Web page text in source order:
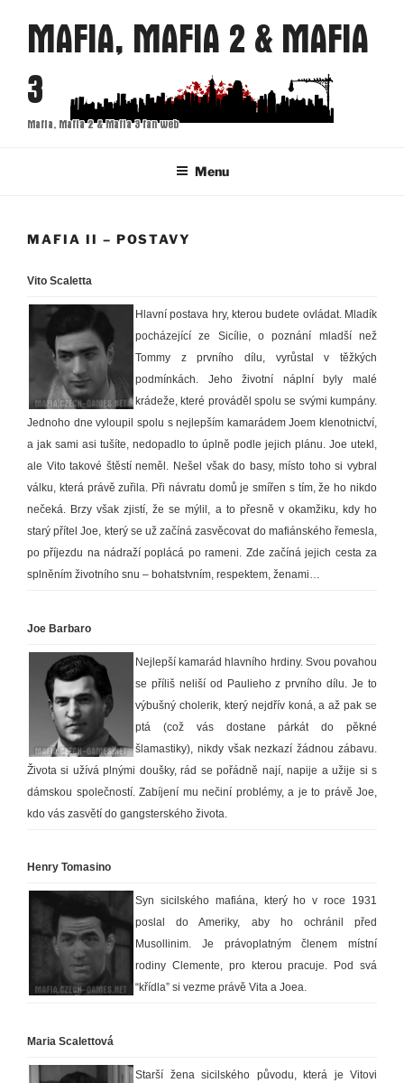
obsahu
webu
MAFIA, MAFIA 2 & MAFIA
3
Mafia, Mafia 2 & Mafia 3 fan web
Menu
MAFIA II – POSTAVY
Vito Scaletta
Hlavní postava hry, kterou budete ovládat. Mladík
pocházející ze Sicílie, o poznání mladší než
Tommy z prvního dílu, vyrůstal v těžkých
podmínkách. Jeho životní náplní byly malé
krádeže, které prováděl spolu se svými kumpány.
Jednoho dne vyloupil spolu s nejlepším kamarádem Joem klenotnictví,
a jak sami asi tušíte, nedopadlo to úplně podle jejich plánu. Joe utekl,
ale Vito takové štěstí neměl. Nešel však do basy, místo toho si vybral
válku, která právě zuřila. Při návratu domů je smířen s tím, že ho nikdo
nečeká. Brzy však zjistí, že se mýlil, a to přesně v okamžiku, kdy ho
starý přítel Joe, který se už začíná zasvěcovat do mafiánského řemesla,
po příjezdu na nádraží poplácá po rameni. Zde začíná jejich cesta za
splněním životního snu – bohatstvním, respektem, ženami…
Joe Barbaro
Nejlepší kamarád hlavního hrdiny. Svou povahou
se příliš neliší od Paulieho z prvního dílu. Je to
výbušný cholerik, který nejdřív koná, a až pak se
ptá (což vás dostane párkát do pěkné
šlamastiky), nikdy však nezkazí žádnou zábavu.
Života si užívá plnými doušky, rád se pořádně nají, napije a užije si s
dámskou společností. Zabíjení mu nečiní problémy, a je to právě Joe,
kdo vás zasvětí do gangsterského života.
Henry Tomasino
Syn sicilského mafiána, který ho v roce 1931
poslal do Ameriky, aby ho ochránil před
Musollinim. Je právoplatným členem místní
rodiny Clemente, pro kterou pracuje. Pod svá
“křídla” si vezme právě Vita a Joea.
Maria Scalettová
Starší žena sicilského původu, která je Vitovi